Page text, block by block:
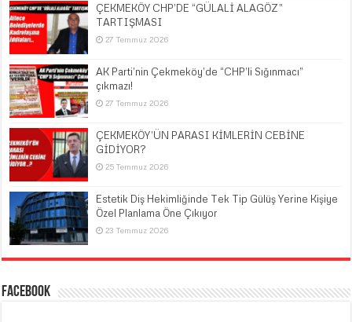
ÇEKMEKÖY CHP’DE “GÜLALİ ALAGÖZ”
TARTIŞMASI
27 Temmuz 2026
AK Parti’nin Çekmeköy’de “CHP’li Sığınmacı”
çıkmazı!
27 Temmuz 2026
ÇEKMEKÖY’ÜN PARASI KİMLERİN CEBİNE
GİDİYOR?
25 Temmuz 2026
Estetik Diş Hekimliğinde Tek Tip Gülüş Yerine Kişiye
Özel Planlama Öne Çıkıyor
23 Temmuz 2026
Facebook